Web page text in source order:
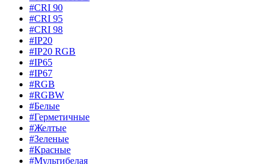
#CRI 90
#CRI 95
#CRI 98
#IP20
#IP20 RGB
#IP65
#IP67
#RGB
#RGBW
#Белые
#Герметичные
#Желтые
#Зеленые
#Красные
#Мультибелая